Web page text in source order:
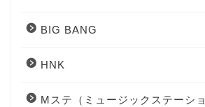
BIG BANG
HNK
Mステ（ミュージックステーショ